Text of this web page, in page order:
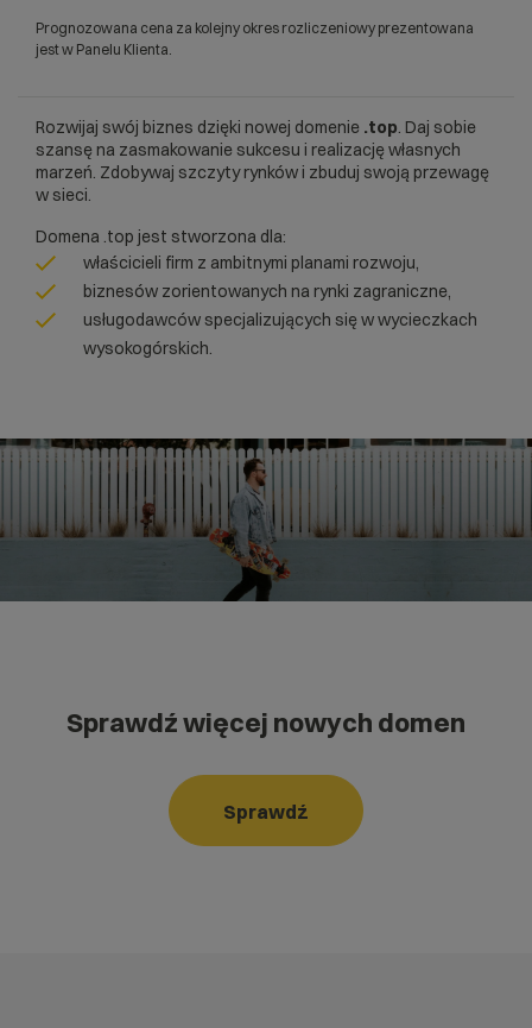
Prognozowana cena za kolejny okres rozliczeniowy prezentowana
jest w Panelu Klienta.
Rozwijaj swój biznes dzięki nowej domenie .top. Daj sobie
szansę na zasmakowanie sukcesu i realizację własnych
marzeń. Zdobywaj szczyty rynków i zbuduj swoją przewagę
w sieci.
Domena .top jest stworzona dla:
właścicieli firm z ambitnymi planami rozwoju,
biznesów zorientowanych na rynki zagraniczne,
usługodawców specjalizujących się w wycieczkach
wysokogórskich.
Sprawdź więcej nowych domen
Sprawdź